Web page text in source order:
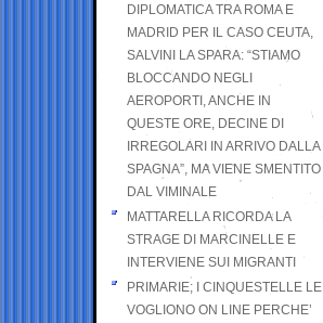
DIPLOMATICA TRA ROMA E
MADRID PER IL CASO CEUTA,
SALVINI LA SPARA: “STIAMO
BLOCCANDO NEGLI
AEROPORTI, ANCHE IN
QUESTE ORE, DECINE DI
IRREGOLARI IN ARRIVO DALLA
SPAGNA”, MA VIENE SMENTITO
DAL VIMINALE
MATTARELLA RICORDA LA
STRAGE DI MARCINELLE E
INTERVIENE SUI MIGRANTI
PRIMARIE; I CINQUESTELLE LE
VOGLIONO ON LINE PERCHE’